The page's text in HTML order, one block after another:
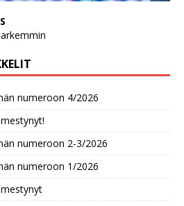
numeroon 4/2026
numeroon 2-3/2026
numeroon 1/2026